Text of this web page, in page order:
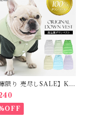
庫限り 売尽しSALE】K
ダウンベスト 100%ダ
フェザー 犬 犬服 ダウン
ット ベスト フレンチブ
グ 冬服 極暖 暖かい 可